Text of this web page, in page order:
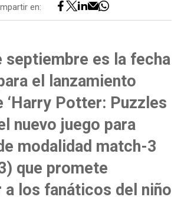
en:
septiembre es la fecha
el lanzamiento
‘Harry Potter: Puzzles
nuevo juego para
modalidad match-3
que promete
a los fanáticos del niño